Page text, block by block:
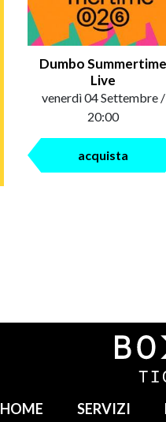
Dumbo Summertime
Live
venerdì 04 Settembre /
20:00
acquista
HOME SERVIZI